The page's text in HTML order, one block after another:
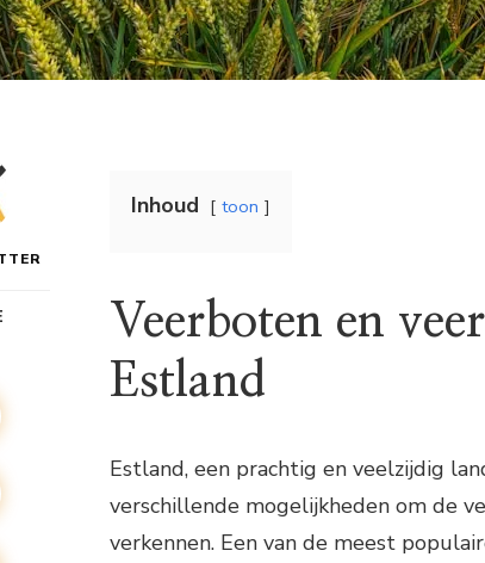
Inhoud toon
Veerboten en
Estland
Estland, een prachtig en veelzijdig
verschillende mogelijkheden om de
verkennen. Een van de meest